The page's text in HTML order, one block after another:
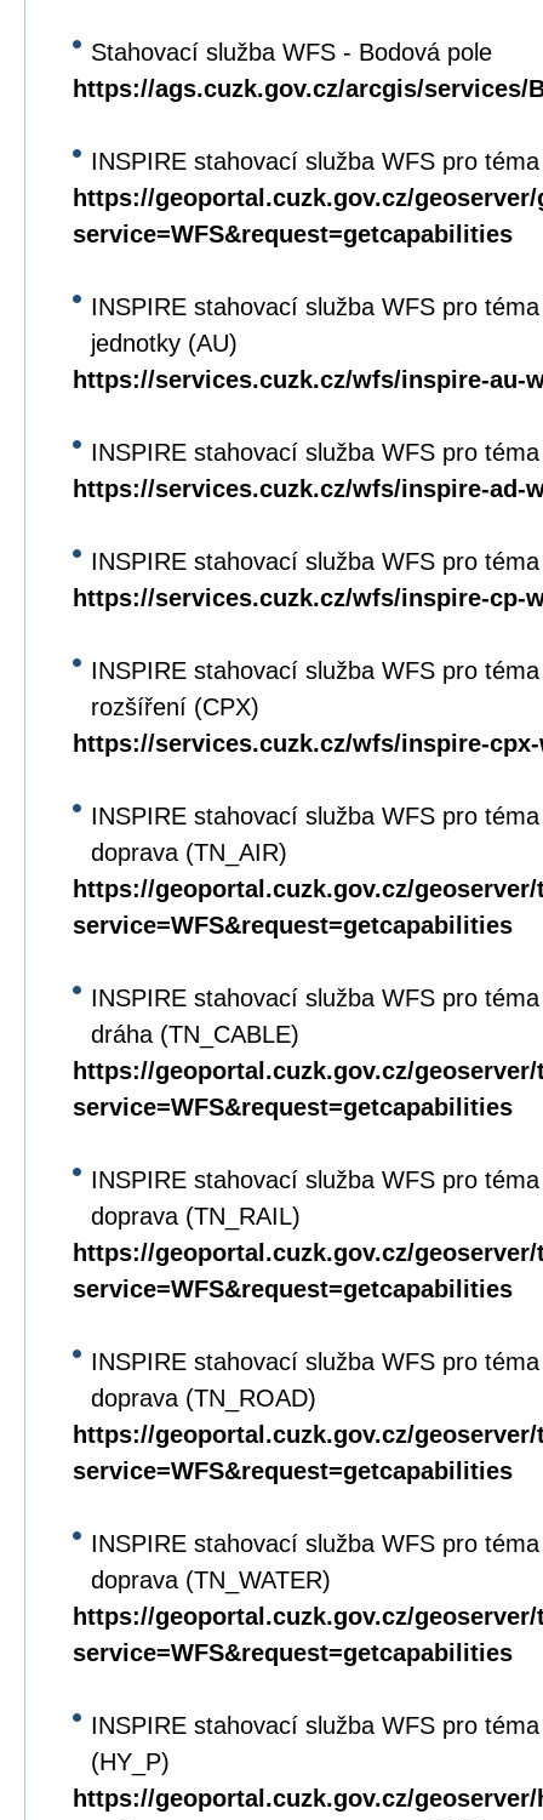
Stahovací služba WFS - Bodová pole
https://ags.cuzk.gov.cz/arcgis/services/
INSPIRE stahovací služba WFS pro
https://geoportal.cuzk.gov.cz/
service=WFS&request=getcapabilities
INSPIRE stahovací služba WFS pro
jednotky (AU)
https://services.cuzk.cz/wfs/inspire-au-
INSPIRE stahovací služba WFS pro
https://services.cuzk.cz/wfs/inspire-ad-
INSPIRE stahovací služba WFS pro
https://services.cuzk.cz/wfs/inspire-cp-
INSPIRE stahovací služba WFS pro
rozšíření (CPX)
https://services.cuzk.cz/wfs/inspire-
INSPIRE stahovací služba WFS pro
doprava (TN_AIR)
https://geoportal.cuzk.gov.cz/
service=WFS&request=getcapabilities
INSPIRE stahovací služba WFS pro
dráha (TN_CABLE)
https://geoportal.cuzk.gov.cz/
service=WFS&request=getcapabilities
INSPIRE stahovací služba WFS pro
doprava (TN_RAIL)
https://geoportal.cuzk.gov.cz/
service=WFS&request=getcapabilities
INSPIRE stahovací služba WFS pro
doprava (TN_ROAD)
https://geoportal.cuzk.gov.cz/
service=WFS&request=getcapabilities
INSPIRE stahovací služba WFS pro
doprava (TN_WATER)
https://geoportal.cuzk.gov.cz/
service=WFS&request=getcapabilities
INSPIRE stahovací služba WFS pro
(HY_P)
https://geoportal.cuzk.gov.cz/